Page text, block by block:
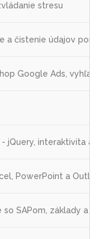
stresu
a čistenie údajov
Google Ads,
jQuery, interaktivita a
PowerPoint a
SAPom, základy a